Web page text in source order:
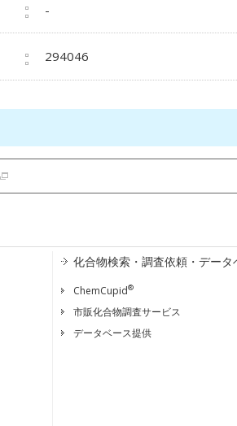
-
294046
化合物検索・調査依頼・データ
ChemCupid®
市販化合物調査サービス
データベース提供